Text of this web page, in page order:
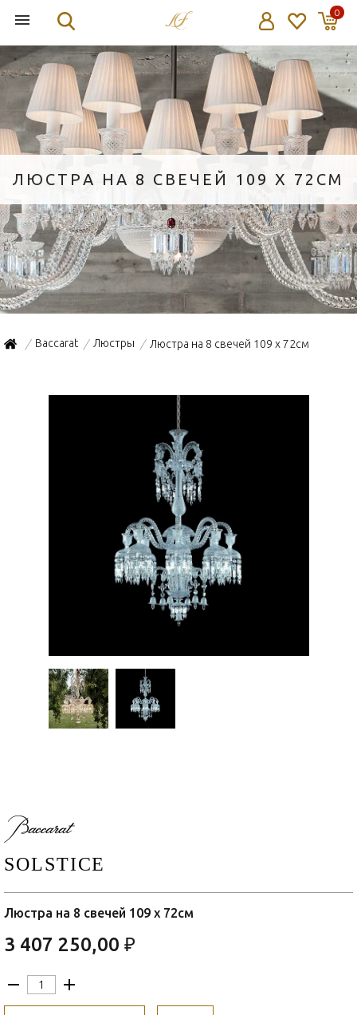
0
ЛЮСТРА НА 8 СВЕЧЕЙ 109 X 72СМ
/ Baccarat / Люстры / Люстра на 8 свечей 109 x 72см
SOLSTICE
Люстра на 8 свечей 109 x 72см
3 407 250,00 ₽